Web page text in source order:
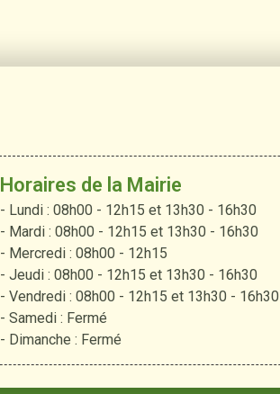
Horaires de la Mairie
- Lundi : 08h00 - 12h15 et 13h30 - 16h30
- Mardi : 08h00 - 12h15 et 13h30 - 16h30
- Mercredi : 08h00 - 12h15
- Jeudi : 08h00 - 12h15 et 13h30 - 16h30
- Vendredi : 08h00 - 12h15 et 13h30 - 16h30
- Samedi : Fermé
- Dimanche : Fermé